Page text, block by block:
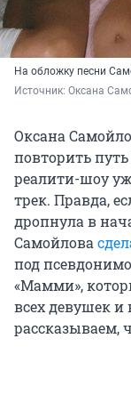
На обложку песни
Источник: Оксана
Оксана
повторить
реалити-шоу
трек. Правда,
дропнула в
Самойлова
под
«Мамми»,
всех девушек
рассказываем,